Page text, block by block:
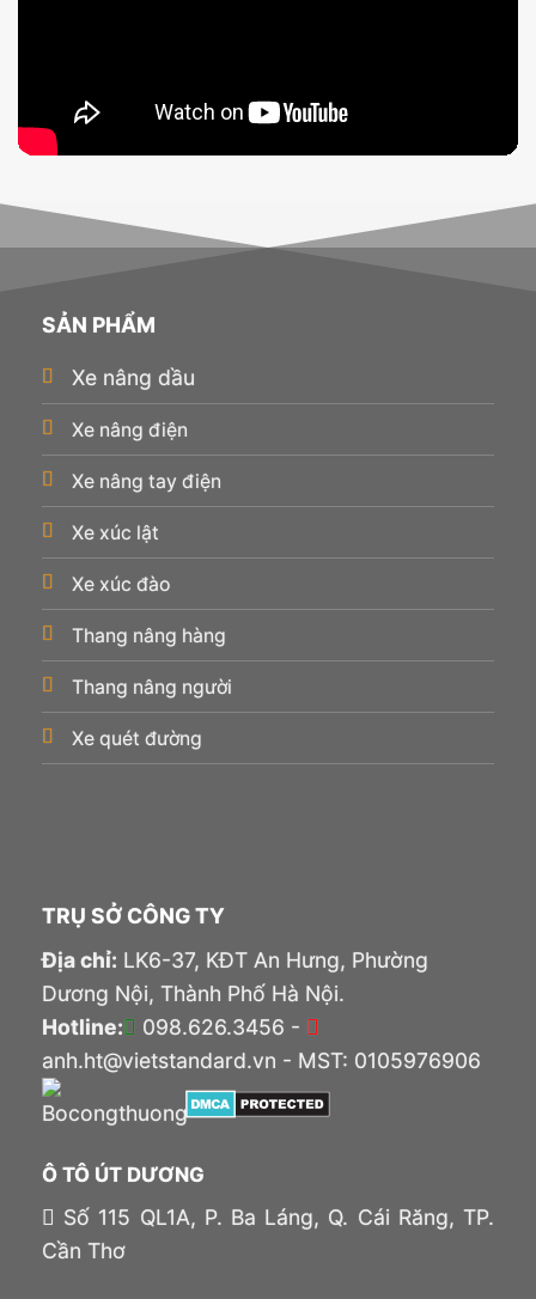
SẢN PHẨM
Xe nâng dầu
Xe nâng điện
Xe nâng tay điện
Xe xúc lật
Xe xúc đào
Thang nâng hàng
Thang nâng người
Xe quét đường
TRỤ SỞ CÔNG TY
Địa chỉ: LK6-37, KĐT An Hưng, Phường
Dương Nội, Thành Phố Hà Nội.
Hotline:
098.626.3456 -
anh.ht@vietstandard.vn - MST: 0105976906
Ô TÔ ÚT DƯƠNG
Số 115 QL1A, P. Ba Láng, Q. Cái Răng, TP.
Cần Thơ